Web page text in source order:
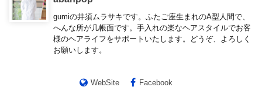
gumiの井須ムラサキです。ふたご座生まれのA型人間で、
へんな所が几帳面です。手入れの楽なヘアスタイルでお客
様のヘアライフをサポートいたします。どうぞ、よろしく
お願いします。
WebSite Facebook